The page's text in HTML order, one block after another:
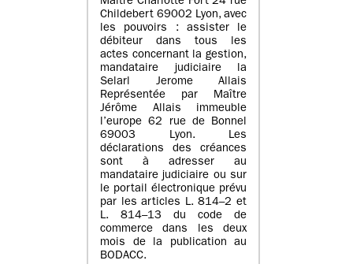
Childebert 69002 Lyon, avec
les pouvoirs : assister le
débiteur dans tous les
actes concernant la gestion,
mandataire judiciaire la
Selarl Jerome Allais
Représentée par Maître
Jérôme Allais immeuble
l’europe 62 rue de Bonnel
69003 Lyon. Les
déclarations des créances
sont à adresser au
mandataire judiciaire ou sur
le portail électronique prévu
par les articles L. 814–2 et
L. 814–13 du code de
commerce dans les deux
mois de la publication au
BODACC.